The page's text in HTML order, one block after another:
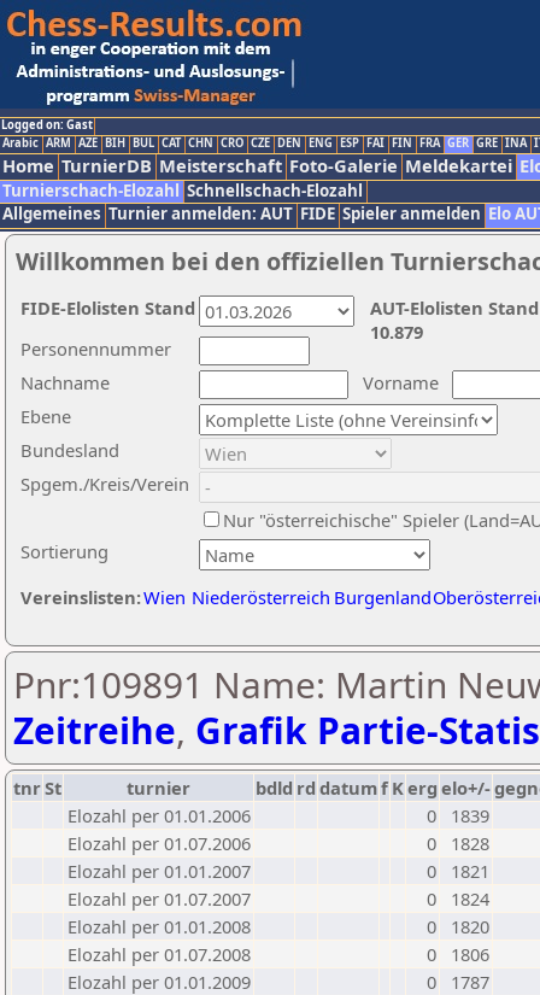
Logged on: Gast
Arabic ARM AZE BIH BUL CAT CHN CRO CZE DEN ENG ESP FAI FIN FRA GER GRE INA
Home TurnierDB Meisterschaft Foto-Galerie Meldekartei
Turnierschach-Elozahl Schnellschach-Elozahl
Allgemeines Turnier anmelden: AUT FIDE Spieler anmelden Elo
Willkommen bei den offiziellen
Nachname
Vorname
Ebene
Sortierung
Personennummer
Bundesland
Spgem./Kreis/Verein
Nur "österreichische" Spieler
Vereinslisten:Wien Niederösterreich Burgenland
AUT-Elolisten
10.879
FIDE-Elolisten Stand
Pnr:109891 Name: Martin
Zeitreihe, Grafik Partie-
tnrSt turnier bdld rd datumf Kerg elo+/-
Elozahl per 01.01.2006
0
1839
Elozahl per 01.07.2006
0
1828
Elozahl per 01.01.2007
0
1821
Elozahl per 01.07.2007
0
1824
Elozahl per 01.01.2008
0
1820
Elozahl per 01.07.2008
0
1806
Elozahl per 01.01.2009
0
1787